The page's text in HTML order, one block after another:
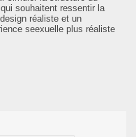
souhaitent ressentir la
réaliste et un
seexuelle plus réaliste